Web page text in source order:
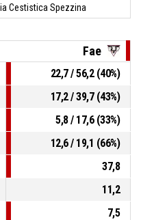
Cestistica Spezzina
Fae
22,7 / 56,2 (40%)
17,2 / 39,7 (43%)
5,8 / 17,6 (33%)
12,6 / 19,1 (66%)
37,8
11,2
7,5